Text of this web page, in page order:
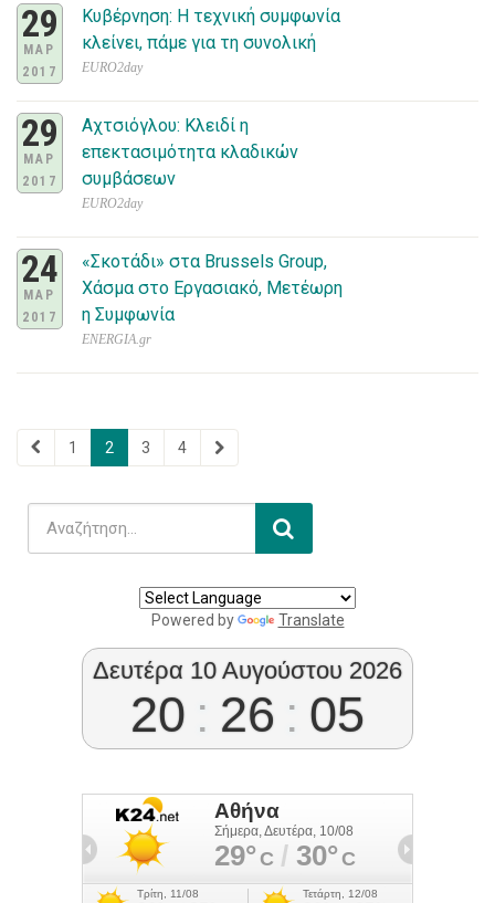
29
ΜΑΡ
2017
Κυβέρνηση: Η τεχνική συμφωνία
κλείνει, πάμε για τη συνολική
EURO2day
29
ΜΑΡ
2017
Αχτσιόγλου: Κλειδί η
επεκτασιμότητα κλαδικών
συμβάσεων
EURO2day
24
ΜΑΡ
2017
«Σκοτάδι» στα Brussels Group,
Χάσμα στο Εργασιακό, Μετέωρη
η Συμφωνία
ENERGIA.gr
1 2 3 4
Powered by Translate
Δευτέρα 10 Αυγούστου 2026
20 : 26 : 06